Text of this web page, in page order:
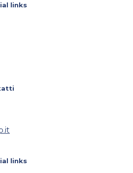
links
links